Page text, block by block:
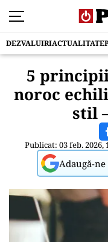
DEZVALUIRIACTUALITATE
5
noroc
stil
Publicat: 03 feb. 2026,
Adaugă-